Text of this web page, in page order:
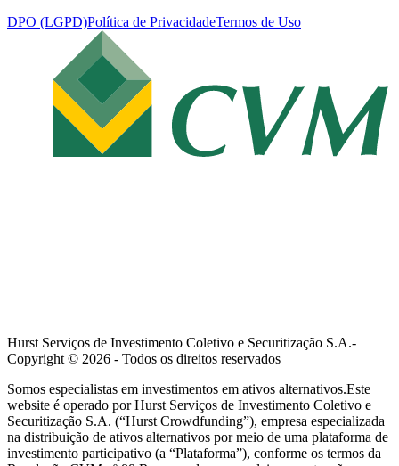
DPO (LGPD)Política de PrivacidadeTermos de Uso
Hurst Serviços de Investimento Coletivo e Securitização S.A.-
Copyright © 2026 - Todos os direitos reservados
Somos especialistas em investimentos em ativos alternativos.Este
website é operado por Hurst Serviços de Investimento Coletivo e
Securitização S.A. (“Hurst Crowdfunding”), empresa especializada
na distribuição de ativos alternativos por meio de uma plataforma de
investimento participativo (a “Plataforma”), conforme os termos da